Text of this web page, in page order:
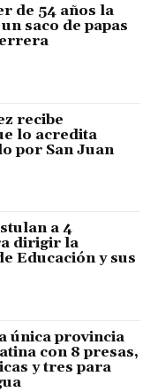
de 54 años la
saco de papas
recibe
lo acredita
por San Juan
a 4
dirigir la
Educación y sus
única provincia
con 8 presas,
y tres para